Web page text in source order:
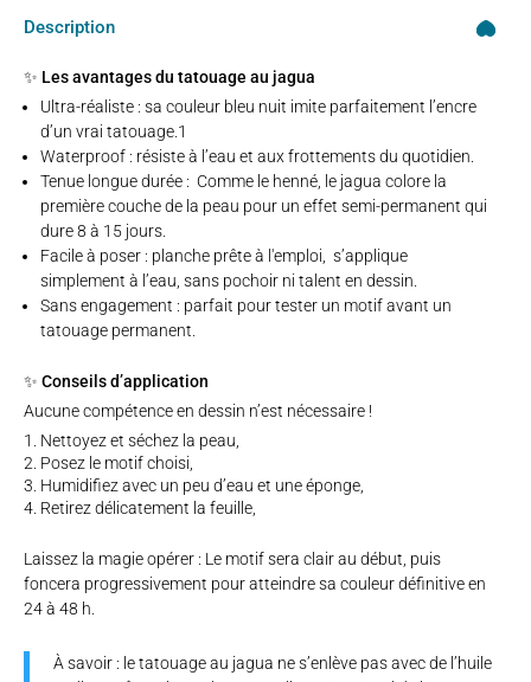
Description
✨ Les avantages du tatouage au jagua
Ultra-réaliste : sa couleur bleu nuit imite parfaitement l’encre
d’un vrai tatouage.1
Waterproof : résiste à l’eau et aux frottements du quotidien.
Tenue longue durée : Comme le henné, le jagua colore la
première couche de la peau pour un effet semi-permanent qui
dure 8 à 15 jours.
Facile à poser : planche prête à l'emploi, s’applique
simplement à l’eau, sans pochoir ni talent en dessin.
Sans engagement : parfait pour tester un motif avant un
tatouage permanent.
✨ Conseils d’application
Aucune compétence en dessin n’est nécessaire !
Nettoyez et séchez la peau,
Posez le motif choisi,
Humidifiez avec un peu d’eau et une éponge,
Retirez délicatement la feuille,
Laissez la magie opérer : Le motif sera clair au début, puis
foncera progressivement pour atteindre sa couleur définitive en
24 à 48 h.
À savoir : le tatouage au jagua ne s’enlève pas avec de l’huile